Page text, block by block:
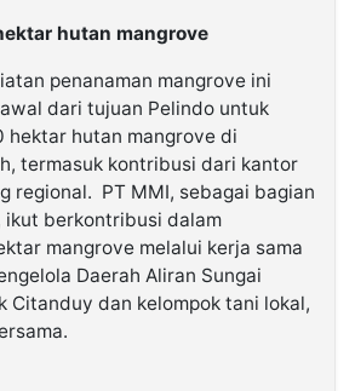
hutan mangrove
penanaman mangrove ini
dari tujuan Pelindo untuk
hektar hutan mangrove di
termasuk kontribusi dari kantor
regional. PT MMI, sebagai bagian
ikut berkontribusi dalam
mangrove melalui kerja sama
Daerah Aliran Sungai
Citanduy dan kelompok tani lokal,